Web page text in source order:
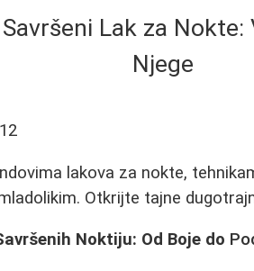
Lak za
Njege
lakova za nokte,
Otkrijte tajne
Noktiju: Od Boje do